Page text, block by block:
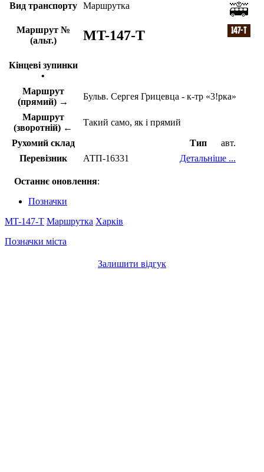
Вид транспорту
Маршрутка
Маршрут №
(альт.)
MT-147-Т
Кінцеві зупинки
•
Маршрут
(прямий) →
Бульв. Сергея Грицевца - к-тр «3!рка»
Маршрут
(зворотній) ←
Такий само, як і прямий
Рухомий склад Тип
авт.
Перевізник
АТП-16331 Детальніше ...
Останнє оновлення:
Позначки
MT-147-Т Маршрутка Харків
Позначки міста
Залишити відгук